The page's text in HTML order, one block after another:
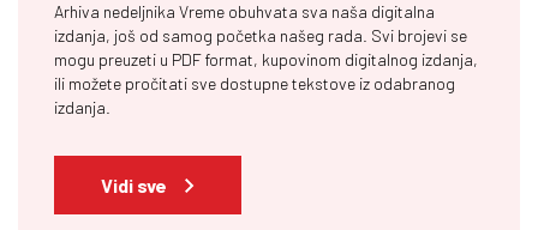
Arhiva nedeljnika Vreme obuhvata sva naša digitalna
izdanja, još od samog početka našeg rada. Svi brojevi se
mogu preuzeti u PDF format, kupovinom digitalnog izdanja,
ili možete pročitati sve dostupne tekstove iz odabranog
izdanja.
Vidi sve